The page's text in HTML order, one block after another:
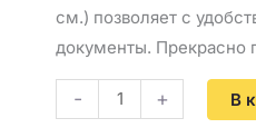
см.) позволяет с
документы. Прекрасно
- + В